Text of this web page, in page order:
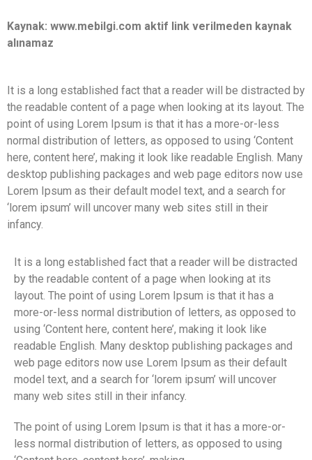
Kaynak: www.mebilgi.com aktif link verilmeden kaynak
alınamaz
It is a long established fact that a reader will be distracted by
the readable content of a page when looking at its layout. The
point of using Lorem Ipsum is that it has a more-or-less
normal distribution of letters, as opposed to using ‘Content
here, content here’, making it look like readable English. Many
desktop publishing packages and web page editors now use
Lorem Ipsum as their default model text, and a search for
‘lorem ipsum’ will uncover many web sites still in their
infancy.
It is a long established fact that a reader will be distracted
by the readable content of a page when looking at its
layout. The point of using Lorem Ipsum is that it has a
more-or-less normal distribution of letters, as opposed to
using ‘Content here, content here’, making it look like
readable English. Many desktop publishing packages and
web page editors now use Lorem Ipsum as their default
model text, and a search for ‘lorem ipsum’ will uncover
many web sites still in their infancy.
The point of using Lorem Ipsum is that it has a more-or-
less normal distribution of letters, as opposed to using